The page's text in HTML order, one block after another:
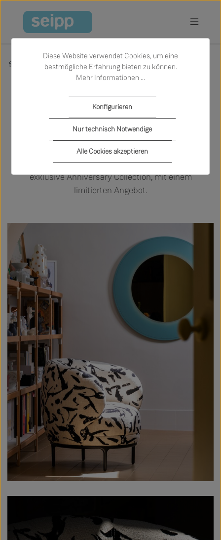
Zum Hauptinhalt springen
Inspiration Aktionen & Neuheiten Wittmann Vuelta Aktion
Wittmann Vuelta Aktion
Nur wenige Möbelentwürfe erreichen echten
Ikonen-Status - Vuelta von Jaime Hayon gehört
dazu. Zum Jubiläum präsentiert Wittmann eine
exklusive Anniversary Collection, mit einem
limitierten Angebot.
Diese Website verwendet Cookies, um eine
bestmögliche Erfahrung bieten zu können.
Mehr Informationen ...
Nur technisch Notwendige
Konfigurieren
Alle Cookies akzeptieren